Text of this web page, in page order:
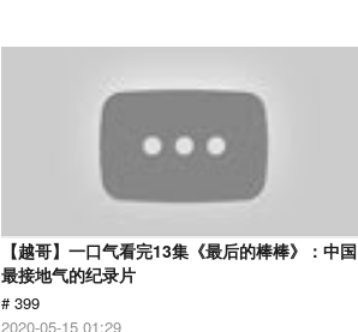
【越哥】一口气看完13集《最后的棒棒》：中国
最接地气的纪录片
# 399
2020-05-15 01:29